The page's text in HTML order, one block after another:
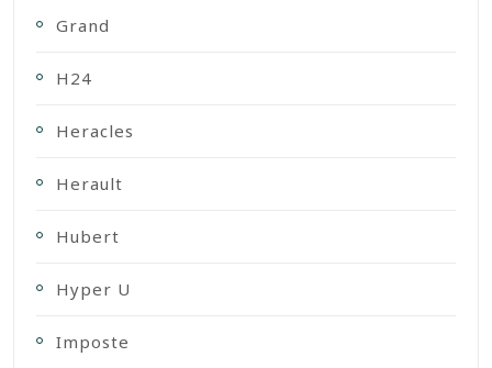
Grand
H24
Heracles
Herault
Hubert
Hyper U
Imposte